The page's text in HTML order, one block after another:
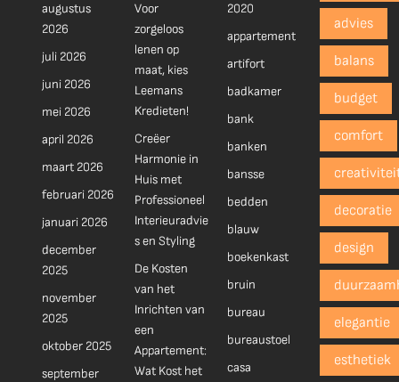
augustus
2026
juli 2026
juni 2026
mei 2026
april 2026
maart 2026
februari 2026
januari 2026
december
2025
november
2025
oktober 2025
september
Voor
zorgeloos
lenen op
maat, kies
Leemans
Kredieten!
Creëer
Harmonie in
Huis met
Professioneel
Interieuradvie
s en Styling
De Kosten
van het
Inrichten van
een
Appartement:
Wat Kost het
2020
appartement
artifort
badkamer
bank
banken
bansse
bedden
blauw
boekenkast
bruin
bureau
bureaustoel
casa
advies
balans
budget
comfort
decoratie
design
elegantie
esthetiek